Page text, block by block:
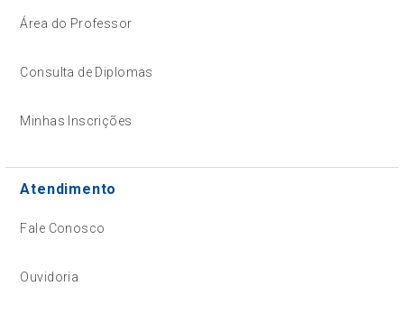
Área do Professor
Consulta de Diplomas
Minhas Inscrições
Atendimento
Fale Conosco
Ouvidoria